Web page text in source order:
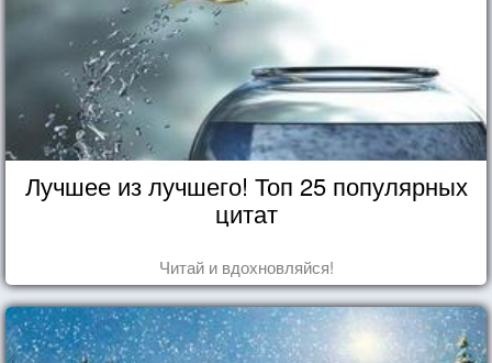
Лучшее из лучшего! Топ 25 популярных
цитат
Читай и вдохновляйся!